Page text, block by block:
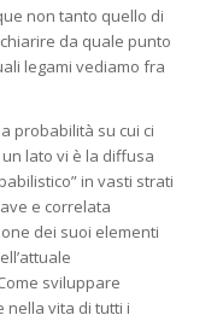
non tanto quello di
da quale punto
legami vediamo fra
probabilità su cui ci
lato vi è la diffusa
in vasti strati
e correlata
dei suoi elementi
sviluppare
nella vita di tutti i